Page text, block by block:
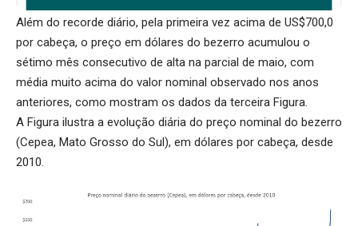
Além do recorde diário, pela primeira vez acima de US$700,0
por cabeça, o preço em dólares do bezerro acumulou o
sétimo mês consecutivo de alta na parcial de maio, com
média muito acima do valor nominal observado nos anos
anteriores, como mostram os dados da terceira Figura.
A Figura ilustra a evolução diária do preço nominal do bezerro
(Cepea, Mato Grosso do Sul), em dólares por cabeça, desde
2010.